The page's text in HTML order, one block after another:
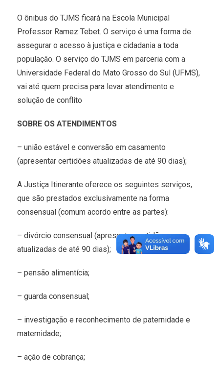
O ônibus do TJMS ficará na Escola Municipal
Professor Ramez Tebet. O serviço é uma forma de
assegurar o acesso à justiça e cidadania a toda
população. O serviço do TJMS em parceria com a
Universidade Federal do Mato Grosso do Sul (UFMS),
vai até quem precisa para levar atendimento e
solução de conflito
SOBRE OS ATENDIMENTOS
– união estável e conversão em casamento
(apresentar certidões atualizadas de até 90 dias);
A Justiça Itinerante oferece os seguintes serviços,
que são prestados exclusivamente na forma
consensual (comum acordo entre as partes):
– divórcio consensual (apresentar certidões
atualizadas de até 90 dias);
– pensão alimentícia;
– guarda consensual;
– investigação e reconhecimento de paternidade e
maternidade;
– ação de cobrança;